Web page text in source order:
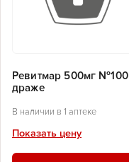
Ревитмар 500мг №100
драже
В наличии в 1 аптеке
Показать цену